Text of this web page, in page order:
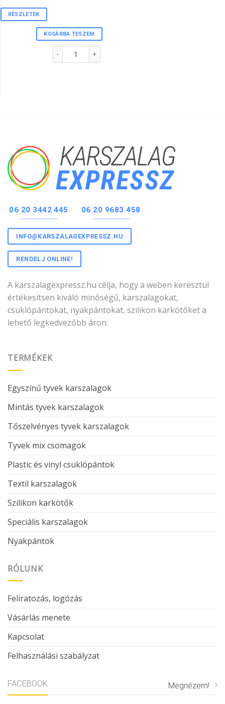
RÉSZLETEK
KOSÁRBA TESZEM
1"-s karszalag PINK színben mennyiség
06 20 3442 445 06 20 9683 458
INFO@KARSZALAGEXPRESSZ.HU
RENDELJ ONLINE!
A karszalagexpressz.hu célja, hogy a weben keresztül
értékesítsen kiváló minőségű, karszalagokat,
csuklópántokat, nyakpántokat, szilikon karkötőket a
lehető legkedvezőbb áron.
TERMÉKEK
Egyszínű tyvek karszalagok
Mintás tyvek karszalagok
Tőszelvényes tyvek karszalagok
Tyvek mix csomagok
Plastic és vinyl csuklópántok
Textil karszalagok
Szilikon karkötők
Speciális karszalagok
Nyakpántok
RÓLUNK
Feliratozás, logózás
Vásárlás menete
Kapcsolat
Felhasználási szabályzat
FACEBOOK Megnézem!